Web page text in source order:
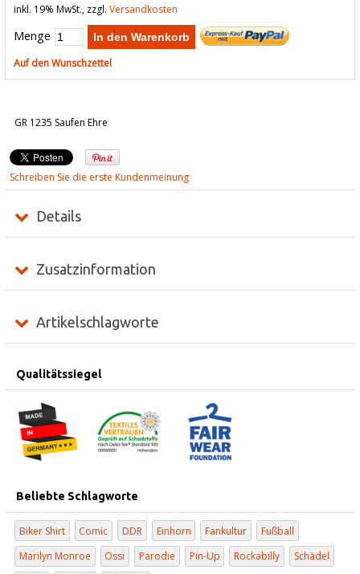
GR 1235 Saufen Ehre
inkl. 19% MwSt., zzgl. Versandkosten
Menge In den Warenkorb
Auf den Wunschzettel
Schreiben Sie die erste Kundenmeinung
Details
Zusatzinformation
Artikelschlagworte
Qualitätssiegel
Beliebte Schlagworte
Biker Shirt Comic DDR Einhorn Fankultur
Fußball
Marilyn Monroe
Ossi Parodie Pin-Up Rockabilly
Schädel